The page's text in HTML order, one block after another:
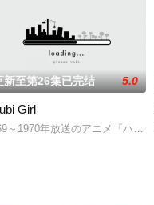
科技。伴随着火星殖民
新至第26集已完结 5.0
Girl
～1970年放送のアニメ『ハク